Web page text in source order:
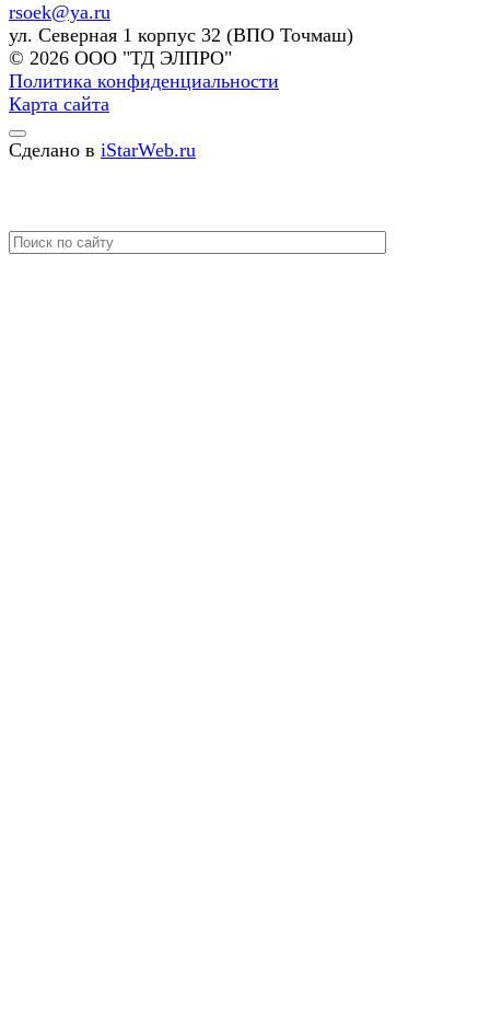
rsoek@ya.ru
ул. Северная 1 корпус 32 (ВПО Точмаш)
© 2026 ООО "ТД ЭЛПРО"
Политика конфиденциальности
Карта сайта
Сделано в iStarWeb.ru